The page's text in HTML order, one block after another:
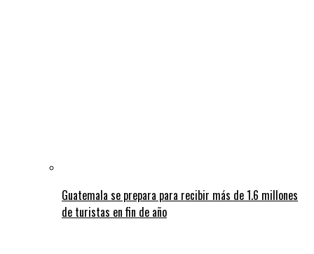
Guatemala se prepara para recibir más de 1.6 millones
de turistas en fin de año